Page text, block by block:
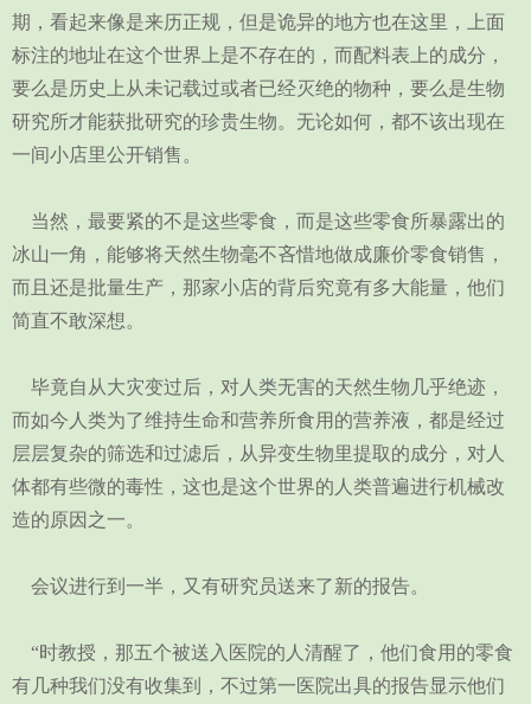
期，看起来像是来历正规，但是诡异的地方也在这里，上面
标注的地址在这个世界上是不存在的，而配料表上的成分，
要么是历史上从未记载过或者已经灭绝的物种，要么是生物
研究所才能获批研究的珍贵生物。无论如何，都不该出现在
一间小店里公开销售。
当然，最要紧的不是这些零食，而是这些零食所暴露出的
冰山一角，能够将天然生物毫不吝惜地做成廉价零食销售，
而且还是批量生产，那家小店的背后究竟有多大能量，他们
简直不敢深想。
毕竟自从大灾变过后，对人类无害的天然生物几乎绝迹，
而如今人类为了维持生命和营养所食用的营养液，都是经过
层层复杂的筛选和过滤后，从异变生物里提取的成分，对人
体都有些微的毒性，这也是这个世界的人类普遍进行机械改
造的原因之一。
会议进行到一半，又有研究员送来了新的报告。
“时教授，那五个被送入医院的人清醒了，他们食用的零食
有几种我们没有收集到，不过第一医院出具的报告显示他们